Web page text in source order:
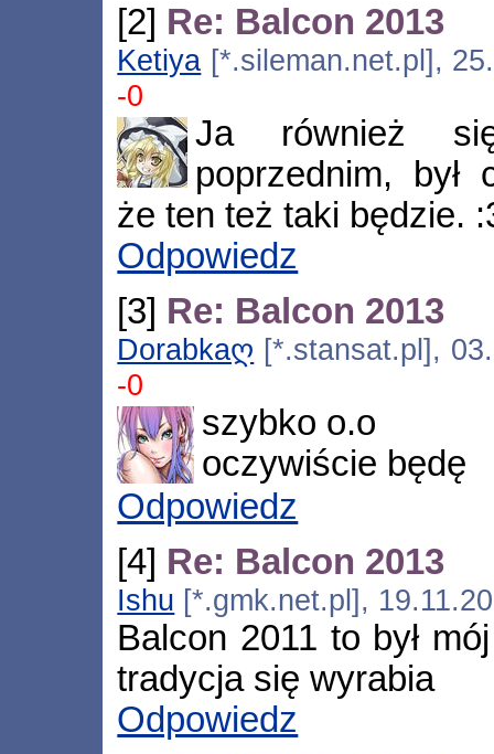
[2] Re: Balcon 2013
Ketiya [*.sileman.net.pl],
-0
Ja również
poprzednim, był
że ten też taki będzie.
Odpowiedz
[3] Re: Balcon 2013
Dorabkaღ [*.stansat.pl],
-0
szybko o.o
oczywiście będę
Odpowiedz
[4] Re: Balcon 2013
Ishu [*.gmk.net.pl],
Balcon 2011 to był
tradycja się wyrabia
Odpowiedz